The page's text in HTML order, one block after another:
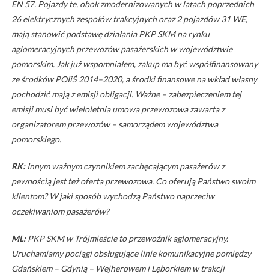
EN 57. Pojazdy te, obok zmodernizowanych w latach poprzednich
26 elektrycznych zespołów trakcyjnych oraz 2 pojazdów 31 WE,
mają stanowić podstawę działania PKP SKM na rynku
aglomeracyjnych przewozów pasażerskich w województwie
pomorskim. Jak już wspomniałem, zakup ma być współfinansowany
ze środków POIiŚ 2014–2020, a środki finansowe na wkład własny
pochodzić mają z emisji obligacji. Ważne – zabezpieczeniem tej
emisji musi być wieloletnia umowa przewozowa zawarta z
organizatorem przewozów – samorządem województwa
pomorskiego.
RK:Innym ważnym czynnikiem zachęcającym pasażerów z
pewnością jest też oferta przewozowa. Co oferują Państwo swoim
klientom? W jaki sposób wychodzą Państwo naprzeciw
oczekiwaniom pasażerów?
ML:PKP SKM w Trójmieście to przewoźnik aglomeracyjny.
Uruchamiamy pociągi obsługujące linie komunikacyjne pomiędzy
Gdańskiem – Gdynią – Wejherowem i Lęborkiem w trakcji